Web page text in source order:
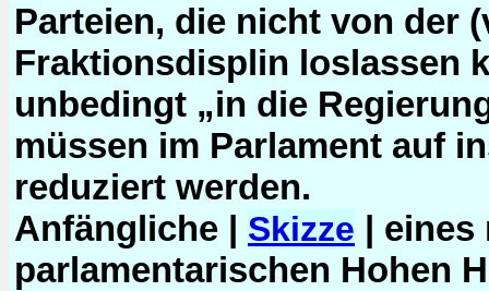
Parteien, die nicht von der
Fraktionsdisplin loslassen
unbedingt „in die
müssen im Parlament auf
reduziert werden.
Anfängliche | Skizze | eines
parlamentarischen Hohen